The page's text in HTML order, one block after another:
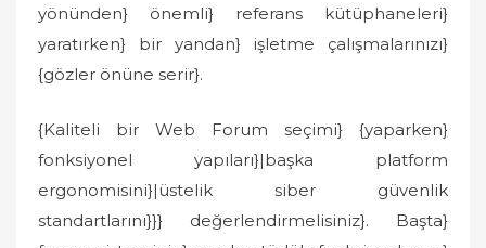
yönünden} önemli} referans kütüphaneleri}
yaratırken} bir yandan} işletme çalışmalarınızı}
{gözler önüne serir}.
{Kaliteli bir Web Forum seçimi} {yaparken}
fonksiyonel yapıları}|başka platform
ergonomisini}|üstelik siber güvenlik
standartlarını}}} değerlendirmelisiniz}. Başta}